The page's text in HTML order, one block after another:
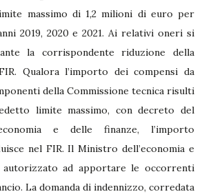
massimo di 1,2 milioni di euro per
2019, 2020 e 2021. Ai relativi oneri si
la corrispondente riduzione della
Qualora l’importo dei compensi da
della Commissione tecnica risulti
limite massimo, con decreto del
e delle finanze, l’importo
nel FIR. Il Ministro dell’economia e
autorizzato ad apportare le occorrenti
La domanda di indennizzo, corredata